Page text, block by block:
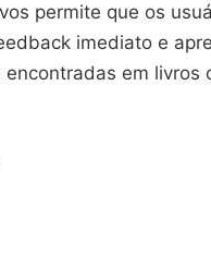
permite que os
imediato e
em livros